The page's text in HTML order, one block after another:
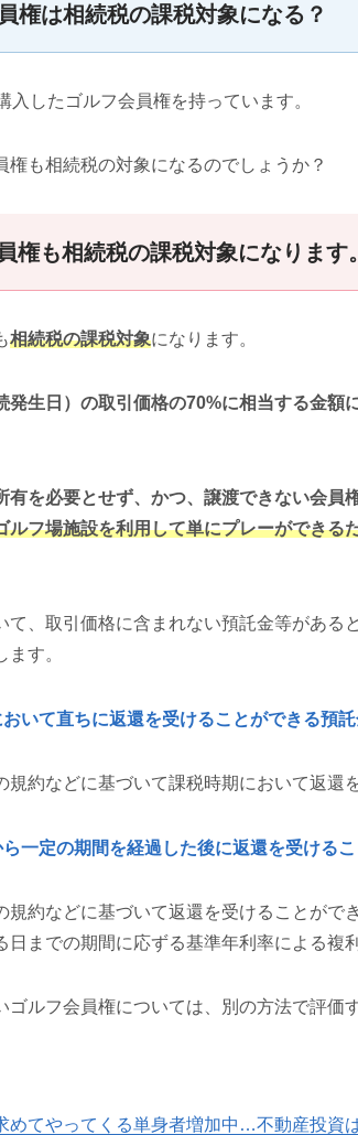
権は相続税の課税対象になる？
入したゴルフ会員権を持っています。
権も相続税の対象になるのでしょうか？
権も相続税の課税対象になります。
相続税の課税対象になります。
発生日）の取引価格の70%に相当する金額
有を必要とせず、かつ、譲渡できない会員
ルフ場施設を利用して単にプレーができる
て、取引価格に含まれない預託金等がある
す。
いて直ちに返還を受けることができる預
規約などに基づいて課税時期において返還
一定の期間を経過した後に返還を受ける
規約などに基づいて返還を受けることがで
日までの期間に応ずる基準年利率による複
ゴルフ会員権については、別の方法で評価
めてやってくる単身者増加中…不動産投資